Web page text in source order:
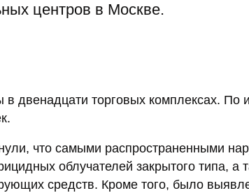
центров в Москве.
двенадцати торговых комплексах. По
что самыми распространенными
облучателей закрытого типа, а
средств. Кроме того, было